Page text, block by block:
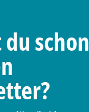
schon